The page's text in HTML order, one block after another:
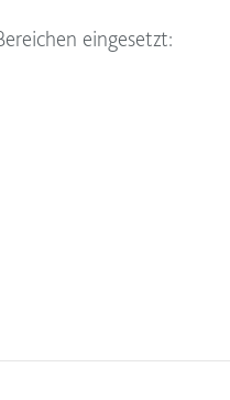
eingesetzt: